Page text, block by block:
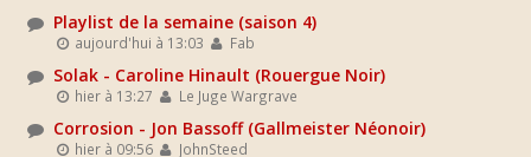
Playlist de la semaine (saison 4)
aujourd'hui à 13:03 Fab
Solak - Caroline Hinault (Rouergue Noir)
hier à 13:27 Le Juge Wargrave
Corrosion - Jon Bassoff (Gallmeister Néonoir)
hier à 09:56 JohnSteed